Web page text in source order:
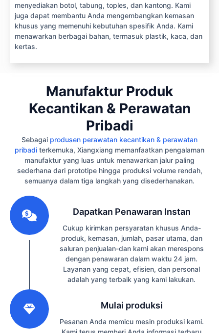
menyediakan botol, tabung, toples, dan kantong. Kami
juga dapat membantu Anda mengembangkan kemasan
khusus yang memenuhi kebutuhan spesifik Anda. Kami
menawarkan berbagai bahan, termasuk plastik, kaca, dan
kertas.
Manufaktur Produk
Kecantikan & Perawatan
Pribadi
Sebagai produsen perawatan kecantikan & perawatan
pribadi terkemuka, Xiangxiang memanfaatkan pengalaman
manufaktur yang luas untuk menawarkan jalur paling
sederhana dari prototipe hingga produksi volume rendah,
semuanya dalam tiga langkah yang disederhanakan.
Dapatkan Penawaran Instan
Cukup kirimkan persyaratan khusus Anda-
produk, kemasan, jumlah, pasar utama, dan
saluran penjualan-dan kami akan merespons
dengan penawaran dalam waktu 24 jam.
Layanan yang cepat, efisien, dan personal
adalah yang terbaik yang kami lakukan.
Mulai produksi
Pesanan Anda memicu mesin produksi kami.